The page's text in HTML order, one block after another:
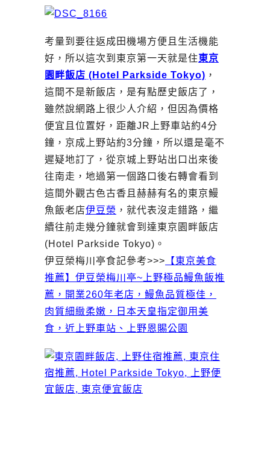
考量到要往返成田機場方便且生活機能
好，所以這次到東京第一天就是住東京
園畔飯店 (Hotel Parkside Tokyo) ，
這間不是新飯店，是有點歷史飯店了，
雖然說網路上很少人介紹，但因為價格
便宜且位置好，距離JR上野車站約4分
鐘，京成上野站約3分鐘，所以還是毫不
遲疑地訂了，從京城上野站出口出來後
往南走，地過第一個路口後右轉會看到
這間外觀古色古香且赫赫有名的東京鰻
魚飯老店伊豆榮 ，就代表沒走錯路，繼
續往前走幾分鐘就會到達東京園畔飯店
(Hotel Parkside Tokyo)。
伊豆榮梅川亭食記參考>>> 【東京美食
推薦】伊豆榮梅川亭~上野極品鰻魚飯推
薦，開業260年老店，鰻魚品質極佳，
肉質細緻柔嫩，日本天皇指定御用美
食，近上野車站、上野恩賜公園